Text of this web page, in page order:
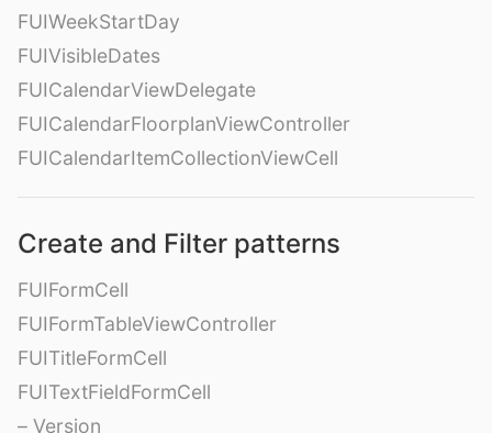
FUIWeekStartDay
FUIVisibleDates
FUICalendarViewDelegate
FUICalendarFloorplanViewController
FUICalendarItemCollectionViewCell
Create and Filter patterns
FUIFormCell
FUIFormTableViewController
FUITitleFormCell
FUITextFieldFormCell
– Version